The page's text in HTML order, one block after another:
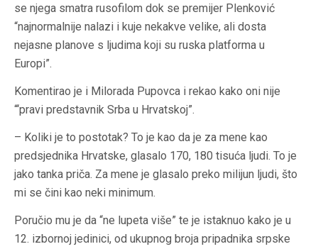
se njega smatra rusofilom dok se premijer Plenković
“najnormalnije nalazi i kuje nekakve velike, ali dosta
nejasne planove s ljudima koji su ruska platforma u
Europi”.
Komentirao je i Milorada Pupovca i rekao kako oni nije
“‘pravi predstavnik Srba u Hrvatskoj”.
– Koliki je to postotak? To je kao da je za mene kao
predsjednika Hrvatske, glasalo 170, 180 tisuća ljudi. To je
jako tanka priča. Za mene je glasalo preko milijun ljudi, što
mi se čini kao neki minimum.
Poručio mu je da “ne lupeta više” te je istaknuo kako je u
12. izbornoj jedinici, od ukupnog broja pripadnika srpske